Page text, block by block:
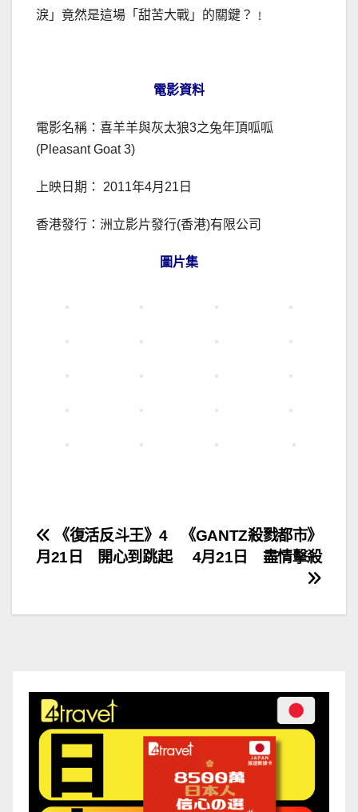
淚」竟然是這場「甜苦大戰」的關鍵？﹗
電影資料
電影名稱：喜羊羊與灰太狼3之兔年頂呱呱
(Pleasant Goat 3)
上映日期： 2011年4月21日
香港發行：洲立影片發行(香港)有限公司
圖片集
文
章
導
《GANTZ殺戮都市》
4月21日 盡情擊殺
《復活反斗王》4
月21日 開心到跳起